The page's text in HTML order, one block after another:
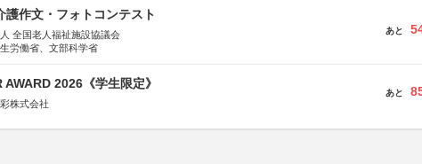
護作文・フォトコンテスト
全国老人福祉施設協議会
労働省、文部科学省
あと
AWARD 2026《学生限定》
株式会社
あと